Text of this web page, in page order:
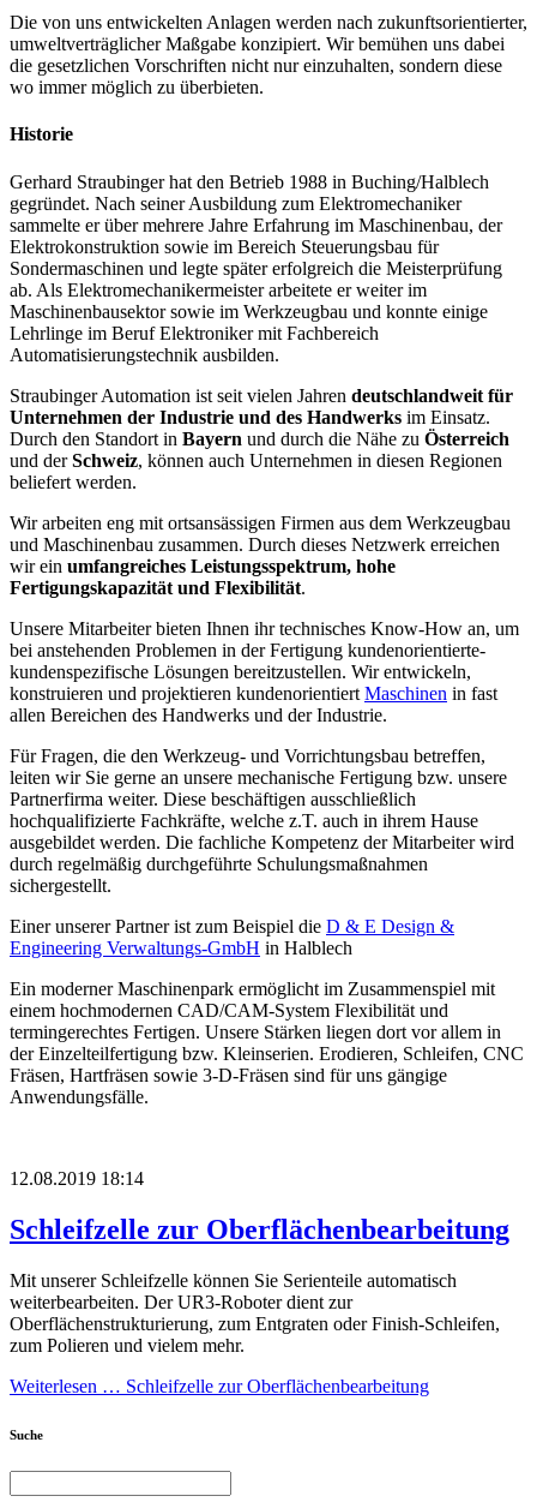
Die von uns entwickelten Anlagen werden nach zukunftsorientierter,
umweltverträglicher Maßgabe konzipiert. Wir bemühen uns dabei
die gesetzlichen Vorschriften nicht nur einzuhalten, sondern diese
wo immer möglich zu überbieten.
Historie
Gerhard Straubinger hat den Betrieb 1988 in Buching/Halblech
gegründet. Nach seiner Ausbildung zum Elektromechaniker
sammelte er über mehrere Jahre Erfahrung im Maschinenbau, der
Elektrokonstruktion sowie im Bereich Steuerungsbau für
Sondermaschinen und legte später erfolgreich die Meisterprüfung
ab. Als Elektromechanikermeister arbeitete er weiter im
Maschinenbausektor sowie im Werkzeugbau und konnte einige
Lehrlinge im Beruf Elektroniker mit Fachbereich
Automatisierungstechnik ausbilden.
Straubinger Automation ist seit vielen Jahren deutschlandweit für
Unternehmen der Industrie und des Handwerks im Einsatz.
Durch den Standort in Bayern und durch die Nähe zu Österreich
und derSchweiz, können auch Unternehmen in diesen Regionen
beliefert werden.
Wir arbeiten eng mit ortsansässigen Firmen aus dem Werkzeugbau
und Maschinenbau zusammen. Durch dieses Netzwerk erreichen
wir ein umfangreiches Leistungsspektrum, hohe
Fertigungskapazität und Flexibilität.
Unsere Mitarbeiter bieten Ihnen ihr technisches Know-How an, um
bei anstehenden Problemen in der Fertigung kundenorientierte-
kundenspezifische Lösungen bereitzustellen. Wir entwickeln,
konstruieren und projektieren kundenorientiert Maschinen in fast
allen Bereichen des Handwerks und der Industrie.
Für Fragen, die den Werkzeug- und Vorrichtungsbau betreffen,
leiten wir Sie gerne an unsere mechanische Fertigung bzw. unsere
Partnerfirma weiter. Diese beschäftigen ausschließlich
hochqualifizierte Fachkräfte, welche z.T. auch in ihrem Hause
ausgebildet werden. Die fachliche Kompetenz der Mitarbeiter wird
durch regelmäßig durchgeführte Schulungsmaßnahmen
sichergestellt.
Einer unserer Partner ist zum Beispiel die D & E Design &
Engineering Verwaltungs-GmbH in Halblech
Ein moderner Maschinenpark ermöglicht im Zusammenspiel mit
einem hochmodernen CAD/CAM-System Flexibilität und
termingerechtes Fertigen. Unsere Stärken liegen dort vor allem in
der Einzelteilfertigung bzw. Kleinserien. Erodieren, Schleifen, CNC
Fräsen, Hartfräsen sowie 3-D-Fräsen sind für uns gängige
Anwendungsfälle.
12.08.2019 18:14
Schleifzelle zur Oberflächenbearbeitung
Mit unserer Schleifzelle können Sie Serienteile automatisch
weiterbearbeiten. Der UR3-Roboter dient zur
Oberflächenstrukturierung, zum Entgraten oder Finish-Schleifen,
zum Polieren und vielem mehr.
Weiterlesen … Schleifzelle zur Oberflächenbearbeitung
Suche